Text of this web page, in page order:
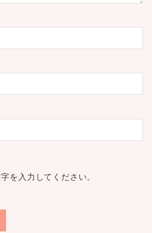
を入力してください。